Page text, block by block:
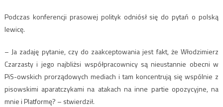
Podczas konferencji prasowej polityk odniósł się do pytań o polską
lewicę.
– Ja zadaję pytanie, czy do zaakceptowania jest fakt, że Włodzimierz
Czarzasty i jego najbliżsi współpracownicy są nieustannie obecni w
PiS-owskich prorządowych mediach i tam koncentrują się wspólnie z
pisowskimi aparatczykami na atakach na inne partie opozycyjne, na
mnie i Platformę? – stwierdził.